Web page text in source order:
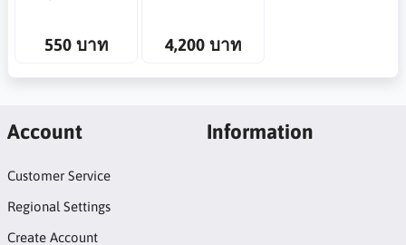
550 บาท 4,200 บาท
Account
Customer Service
Regional Settings
Create Account
Information